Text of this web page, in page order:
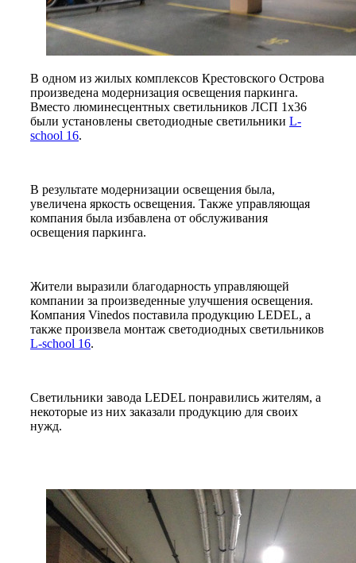
В одном из жилых комплексов Крестовского Острова
произведена модернизация освещения паркинга.
Вместо люминесцентных светильников ЛСП 1x36
были установлены светодиодные светильники L-
school 16.
В результате модернизации освещения была,
увеличена яркость освещения. Также управляющая
компания была избавлена от обслуживания
освещения паркинга.
Жители выразили благодарность управляющей
компании за произведенные улучшения освещения.
Компания Vinedos поставила продукцию LEDEL, а
также произвела монтаж светодиодных светильников
L-school 16.
Светильники завода LEDEL понравились жителям, а
некоторые из них заказали продукцию для своих
нужд.